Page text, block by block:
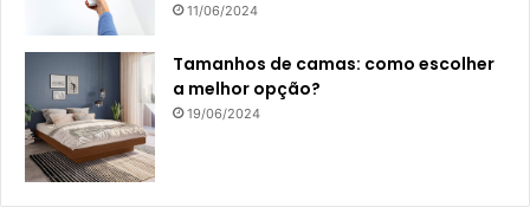
11/06/2024
Tamanhos de camas: como escolher
a melhor opção?
19/06/2024